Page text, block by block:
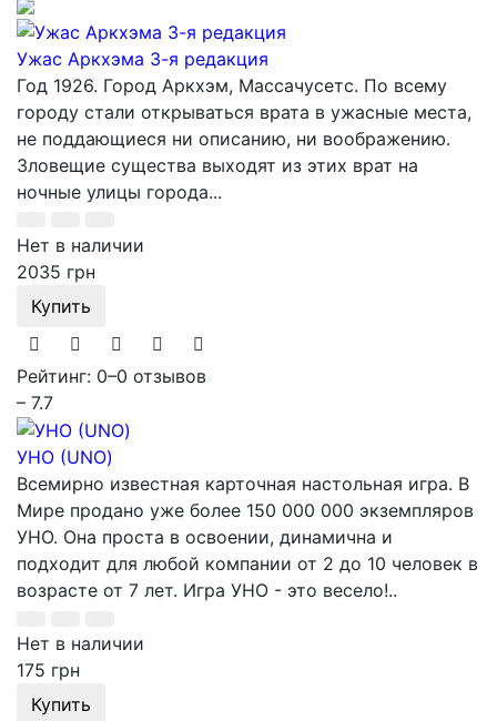
Ужас Аркхэма 3-я редакция
Год 1926. Город Аркхэм, Массачусетс. По всему
городу стали открываться врата в ужасные места,
не поддающиеся ни описанию, ни воображению.
Зловещие существа выходят из этих врат на
ночные улицы города...
Нет в наличии
2035 грн
Купить
Рейтинг: 0–0 отзывов
– 7.7
УНО (UNO)
Всемирно известная карточная настольная игра. В
Мире продано уже более 150 000 000 экземпляров
УНО. Она проста в освоении, динамична и
подходит для любой компании от 2 до 10 человек в
возрасте от 7 лет. Игра УНО - это весело!..
Нет в наличии
175 грн
Купить